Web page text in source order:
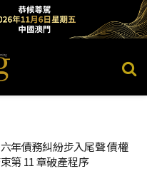
年債務糾紛步入尾聲 債權
第 11 章破產程序